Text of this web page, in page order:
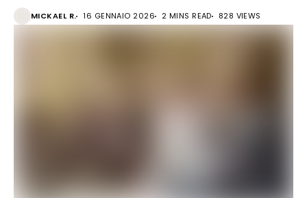
MICKAEL R. 16 GENNAIO 2026 2 MINS READ 828 VIEWS